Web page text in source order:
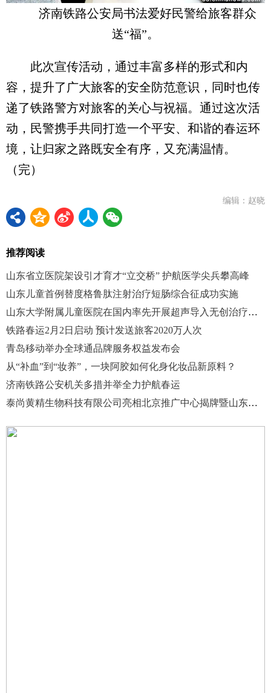
济南铁路公安局书法爱好民警给旅客群众
送“福”。
此次宣传活动，通过丰富多样的形式和内
容，提升了广大旅客的安全防范意识，同时也传
递了铁路警方对旅客的关心与祝福。通过这次活
动，民警携手共同打造一个平安、和谐的春运环
境，让归家之路既安全有序，又充满温情。
（完）
编辑：赵晓
推荐阅读
山东省立医院架设引才育才“立交桥” 护航医学尖兵攀高峰
山东儿童首例替度格鲁肽注射治疗短肠综合征成功实施
山东大学附属儿童医院在国内率先开展超声导入无创治疗血管瘤新技术
铁路春运2月2日启动 预计发送旅客2020万人次
青岛移动举办全球通品牌服务权益发布会
从“补血”到“妆养”，一块阿胶如何化身化妆品新原料？
济南铁路公安机关多措并举全力护航春运
泰尚黄精生物科技有限公司亮相北京推广中心揭牌暨山东年货节活动